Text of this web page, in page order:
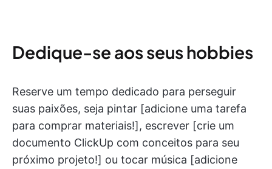
Dedique-se aos seus hobbies
Reserve um tempo dedicado para perseguir
suas paixões, seja pintar [adicione uma tarefa
para comprar materiais!], escrever [crie um
documento ClickUp com conceitos para seu
próximo projeto!] ou tocar música [adicione